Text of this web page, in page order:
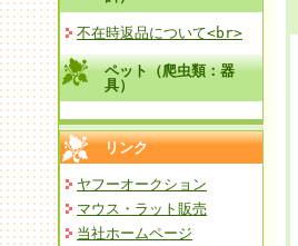
不在時返品について<br>
ペット（爬虫類：器
具）
リンク
ヤフーオークション
マウス・ラット販売
当社ホームページ